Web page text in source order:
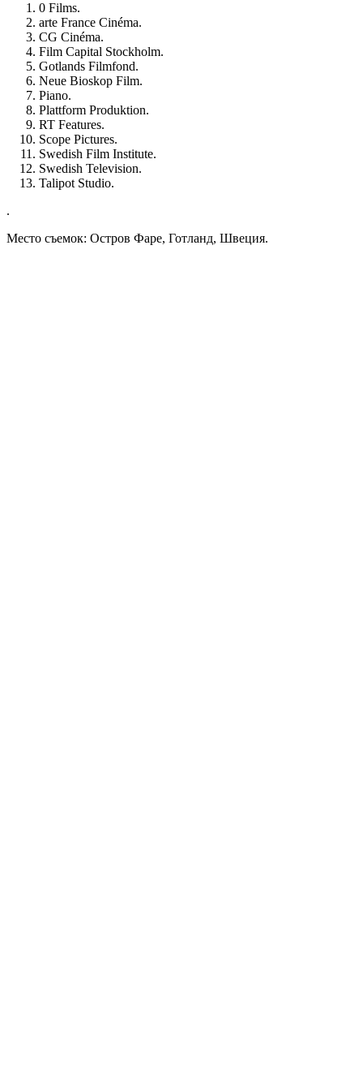
0 Films.
arte France Cinéma.
CG Cinéma.
Film Capital Stockholm.
Gotlands Filmfond.
Neue Bioskop Film.
Piano.
Plattform Produktion.
RT Features.
Scope Pictures.
Swedish Film Institute.
Swedish Television.
Talipot Studio.
.
Место съемок: Остров Фаре, Готланд, Швеция.